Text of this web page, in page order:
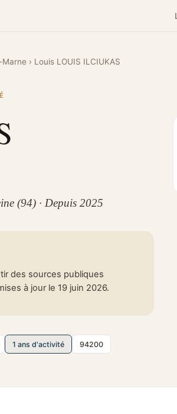
Marne › Louis LOUIS ILCIUKAS
(94) · Depuis 2025
des sources publiques
à jour le 19 juin 2026.
1 ans d'activité 94200